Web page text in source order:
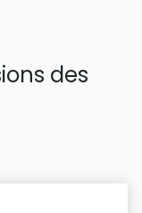
des